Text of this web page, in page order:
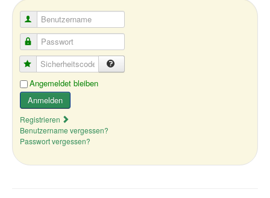
Benutzername
Passwort
Sicherheitscode
Angemeldet bleiben
Anmelden
Registrieren
Benutzername vergessen?
Passwort vergessen?